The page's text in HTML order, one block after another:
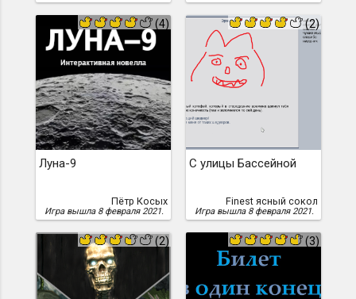
(4)
Луна-9
Пётр Косых
Игра вышла 8 февраля 2021.
(2)
С улицы Бассейной
Finest ясный сокол
Игра вышла 8 февраля 2021.
(2) (3)